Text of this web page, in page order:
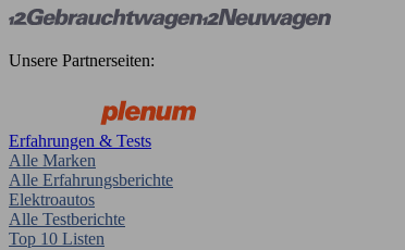
Unsere Partnerseiten:
Erfahrungen & Tests
Alle Marken
Alle Erfahrungsberichte
Elektroautos
Alle Testberichte
Top 10 Listen